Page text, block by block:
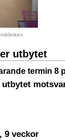
utbytet
termin 8
9 veckor